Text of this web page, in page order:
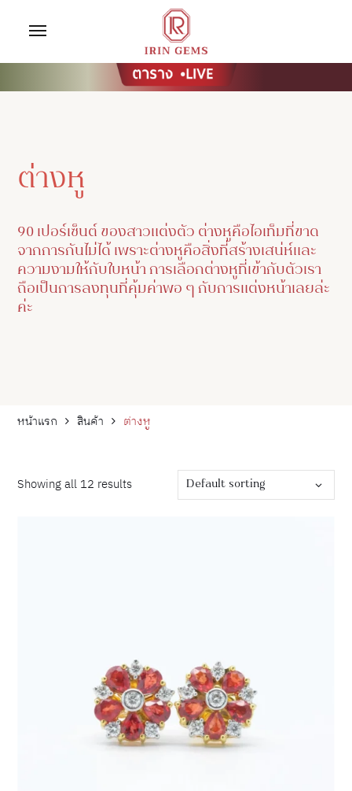
ต่างหู
90 เปอร์เซ็นต์ ของสาวแต่งตัว ต่างหูคือไอเท็มที่ขาด
จากการกันไม่ได้ เพราะต่างหูคือสิ่งที่สร้างเสน่ห์และ
ความงามให้กับใบหน้า การเลือกต่างหูที่เข้ากับตัวเรา
ถือเป็นการลงทุนที่คุ้มค่าพอ ๆ กับการแต่งหน้าเลยล่ะ
ค่ะ
หน้าแรก สินค้า ต่างหู
Showing all 12 results Default sorting